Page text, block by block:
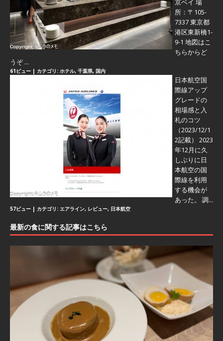
京ベイ 場
所：〒105-
7337 東京都
港区東新橋1-
9-1 地図はこ
ちらからど
うぞ ...
61ビュー | カテゴリ: ホテル, 千葉県, 国内
日本航空国
際線アップ
グレードの
相場感と入
札のコツ
（2023/12/1
2記載） 2023
年12月に久
しぶりに日
本航空の国
際線を利用
する機会が
あった。 調...
57ビュー | カテゴリ: エアライン, レビュー, 日本航空
最新の食に関する記事はこちら